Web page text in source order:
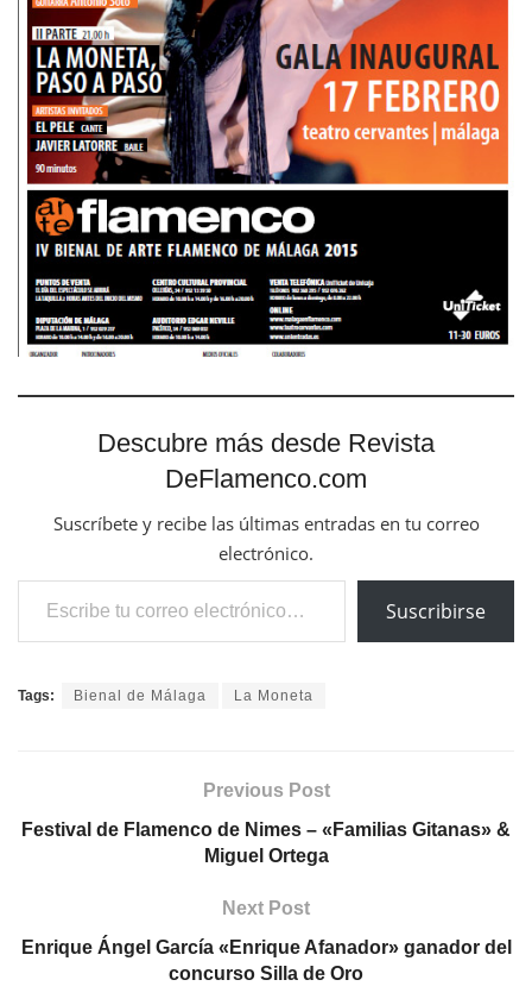
Descubre más desde Revista
DeFlamenco.com
Suscríbete y recibe las últimas entradas en tu correo
electrónico.
Escribe tu correo electrónico…
Suscribirse
Tags: Bienal de Málaga La Moneta
Previous Post
Festival de Flamenco de Nimes – «Familias Gitanas» &
Miguel Ortega
Next Post
Enrique Ángel García «Enrique Afanador» ganador del
concurso Silla de Oro